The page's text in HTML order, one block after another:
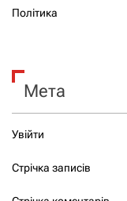
Політика
Мета
Увійти
Стрічка записів